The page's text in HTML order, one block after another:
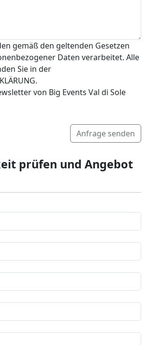
gemäß den geltenden Gesetzen
Daten verarbeitet. Alle
Sie in der
von Big Events Val di Sole
Anfrage senden
prüfen und Angebot